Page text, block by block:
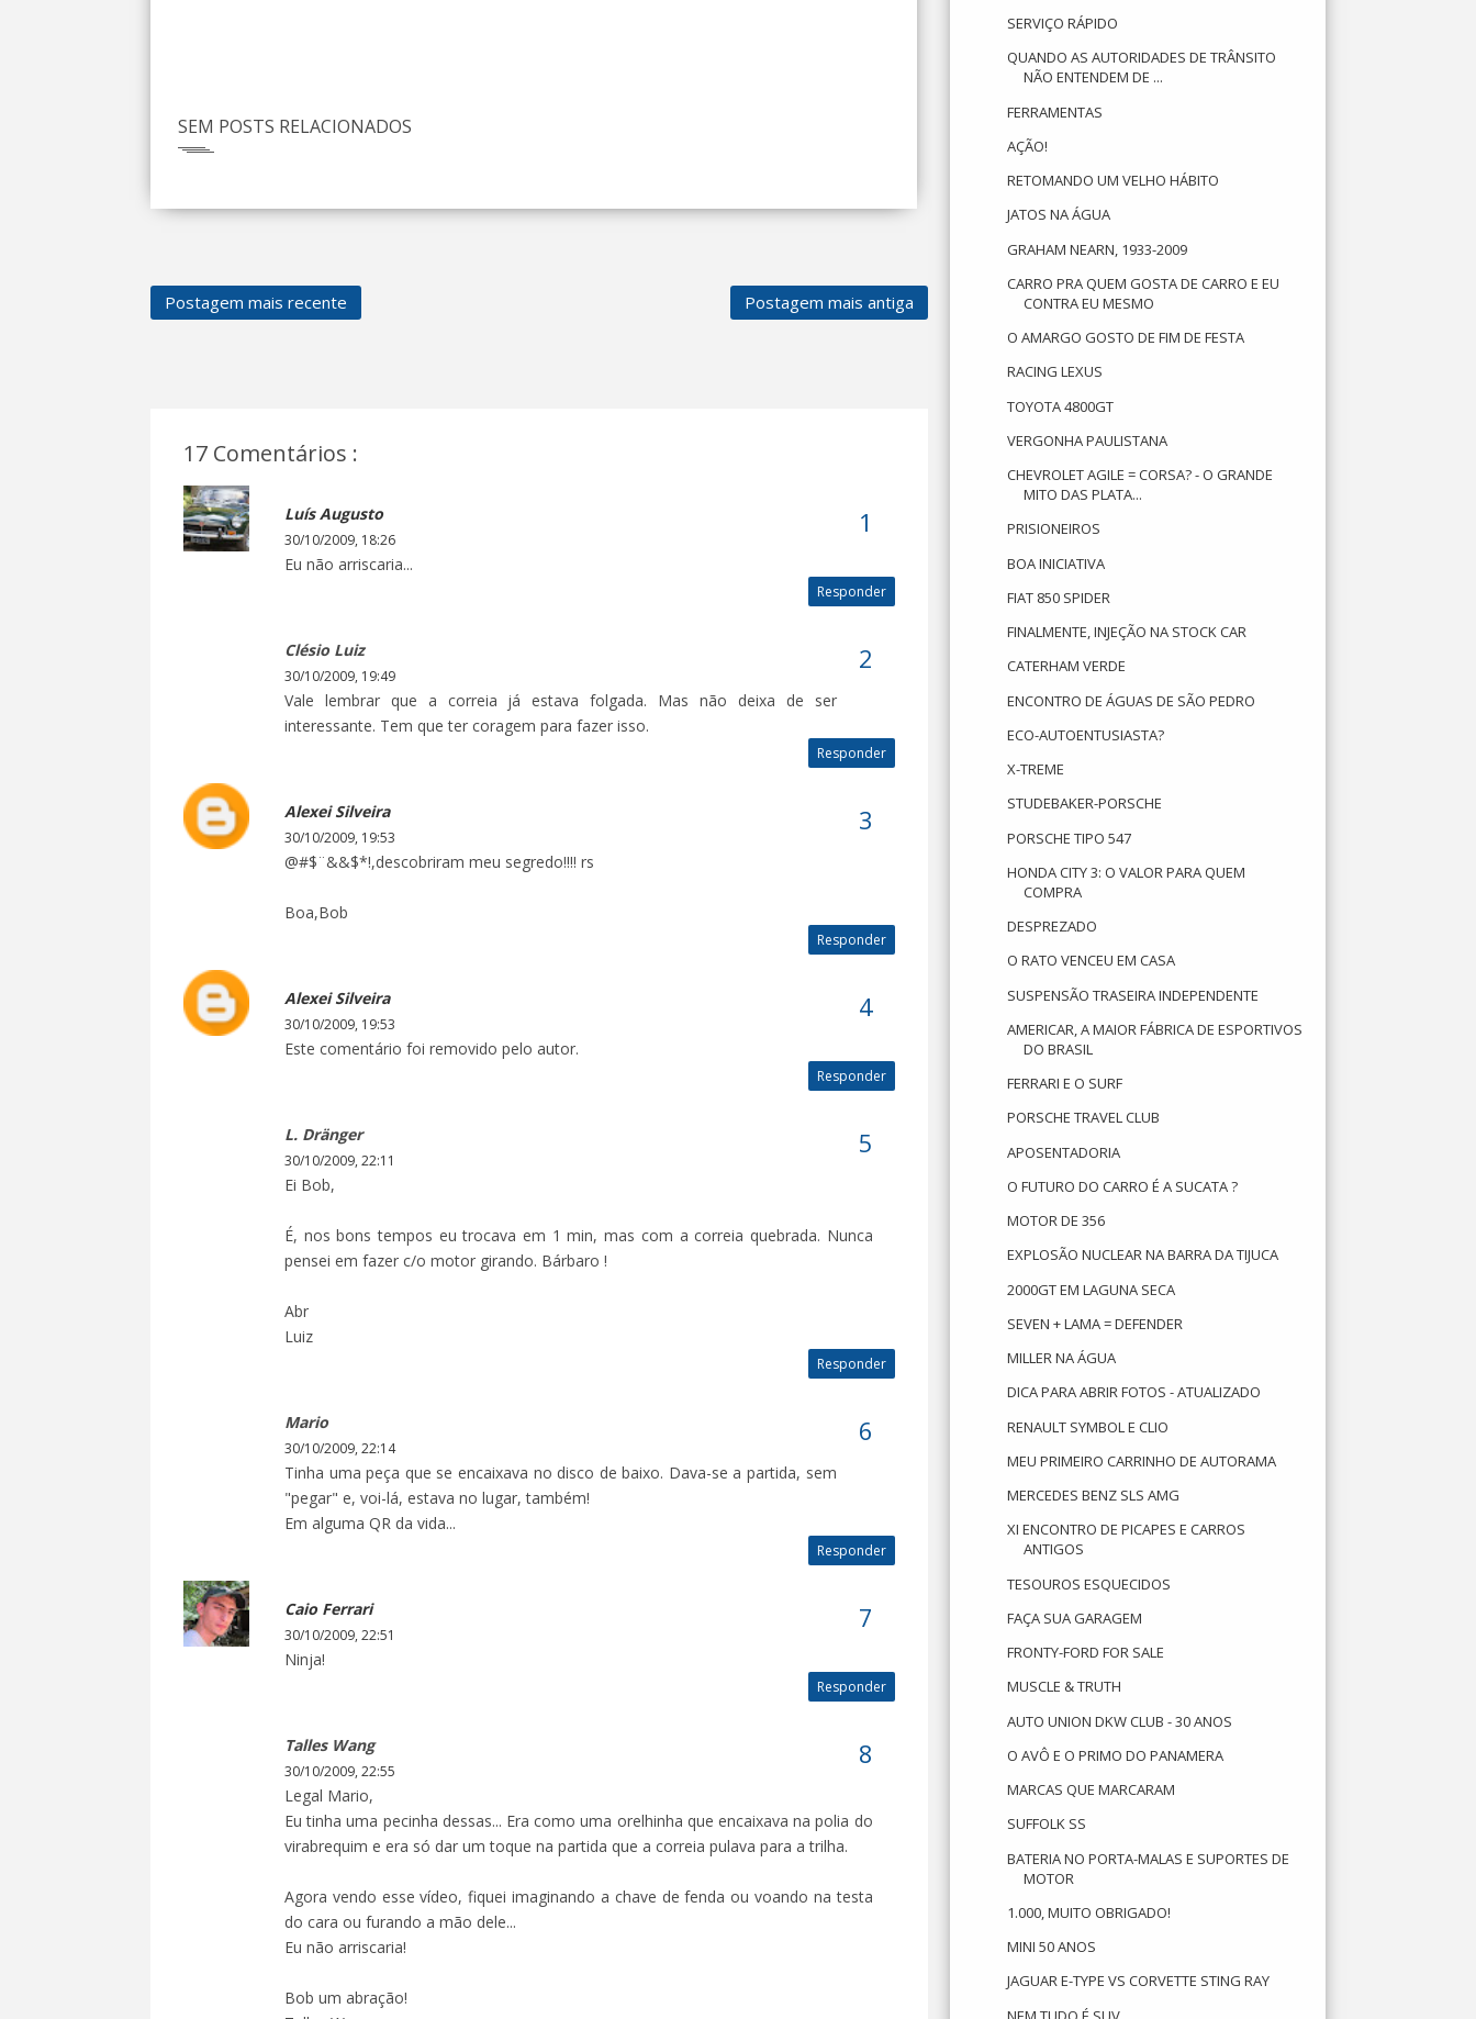
SEM POSTS RELACIONADOS
Postagem mais recente Postagem mais antiga
17 Comentários :
Luís Augusto
30/10/2009, 18:26
Eu não arriscaria...
Responder
Clésio Luiz
30/10/2009, 19:49
Vale lembrar que a correia já estava folgada. Mas não deixa de ser
interessante. Tem que ter coragem para fazer isso.
Responder
Alexei Silveira
30/10/2009, 19:53
@#$¨&&$*!,descobriram meu segredo!!!! rs
Boa,Bob
Responder
Alexei Silveira
30/10/2009, 19:53
Este comentário foi removido pelo autor.
Responder
L. Dränger
30/10/2009, 22:11
Ei Bob,
É, nos bons tempos eu trocava em 1 min, mas com a correia quebrada. Nunca
pensei em fazer c/o motor girando. Bárbaro !
Abr
Luiz
Responder
Mario
30/10/2009, 22:14
Tinha uma peça que se encaixava no disco de baixo. Dava-se a partida, sem
"pegar" e, voi-lá, estava no lugar, também!
Em alguma QR da vida...
Responder
Caio Ferrari
30/10/2009, 22:51
Ninja!
Responder
Talles Wang
30/10/2009, 22:55
Legal Mario,
Eu tinha uma pecinha dessas... Era como uma orelhinha que encaixava na polia do
virabrequim e era só dar um toque na partida que a correia pulava para a trilha.
Agora vendo esse vídeo, fiquei imaginando a chave de fenda ou voando na testa
do cara ou furando a mão dele...
Eu não arriscaria!
Bob um abração!
SERVIÇO RÁPIDO
QUANDO AS AUTORIDADES DE TRÂNSITO
NÃO ENTENDEM DE ...
FERRAMENTAS
AÇÃO!
RETOMANDO UM VELHO HÁBITO
JATOS NA ÁGUA
GRAHAM NEARN, 1933-2009
CARRO PRA QUEM GOSTA DE CARRO E EU
CONTRA EU MESMO
O AMARGO GOSTO DE FIM DE FESTA
RACING LEXUS
TOYOTA 4800GT
VERGONHA PAULISTANA
CHEVROLET AGILE = CORSA? - O GRANDE
MITO DAS PLATA...
PRISIONEIROS
BOA INICIATIVA
FIAT 850 SPIDER
FINALMENTE, INJEÇÃO NA STOCK CAR
CATERHAM VERDE
ENCONTRO DE ÁGUAS DE SÃO PEDRO
ECO-AUTOENTUSIASTA?
X-TREME
STUDEBAKER-PORSCHE
PORSCHE TIPO 547
HONDA CITY 3: O VALOR PARA QUEM
COMPRA
DESPREZADO
O RATO VENCEU EM CASA
SUSPENSÃO TRASEIRA INDEPENDENTE
AMERICAR, A MAIOR FÁBRICA DE ESPORTIVOS
DO BRASIL
FERRARI E O SURF
PORSCHE TRAVEL CLUB
APOSENTADORIA
O FUTURO DO CARRO É A SUCATA ?
MOTOR DE 356
EXPLOSÃO NUCLEAR NA BARRA DA TIJUCA
2000GT EM LAGUNA SECA
SEVEN + LAMA = DEFENDER
MILLER NA ÁGUA
DICA PARA ABRIR FOTOS - ATUALIZADO
RENAULT SYMBOL E CLIO
MEU PRIMEIRO CARRINHO DE AUTORAMA
MERCEDES BENZ SLS AMG
XI ENCONTRO DE PICAPES E CARROS
ANTIGOS
TESOUROS ESQUECIDOS
FAÇA SUA GARAGEM
FRONTY-FORD FOR SALE
MUSCLE & TRUTH
AUTO UNION DKW CLUB - 30 ANOS
O AVÔ E O PRIMO DO PANAMERA
MARCAS QUE MARCARAM
SUFFOLK SS
BATERIA NO PORTA-MALAS E SUPORTES DE
MOTOR
1.000, MUITO OBRIGADO!
MINI 50 ANOS
JAGUAR E-TYPE VS CORVETTE STING RAY